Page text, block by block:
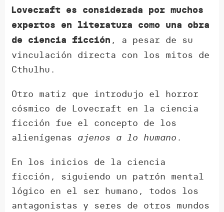
Lovecraft es considerada por muchos
expertos en literatura como una obra
de ciencia ficción , a pesar de su
vinculación directa con los mitos de
Cthulhu.
Otro matiz que introdujo el horror
cósmico de Lovecraft en la ciencia
ficción fue el concepto de los
alienígenas ajenos a lo humano .
En los inicios de la ciencia
ficción, siguiendo un patrón mental
lógico en el ser humano, todos los
antagonistas y seres de otros mundos